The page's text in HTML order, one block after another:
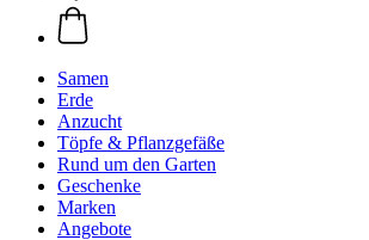
Samen
Erde
Anzucht
Töpfe & Pflanzgefäße
Rund um den Garten
Geschenke
Marken
Angebote